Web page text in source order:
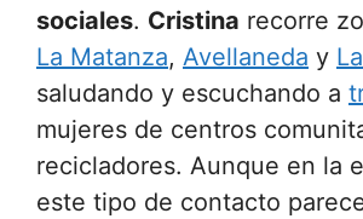
sociales. Cristina recorre
La Matanza, Avellaneda y
saludando y escuchando a
mujeres de centros
recicladores. Aunque en la
este tipo de contacto